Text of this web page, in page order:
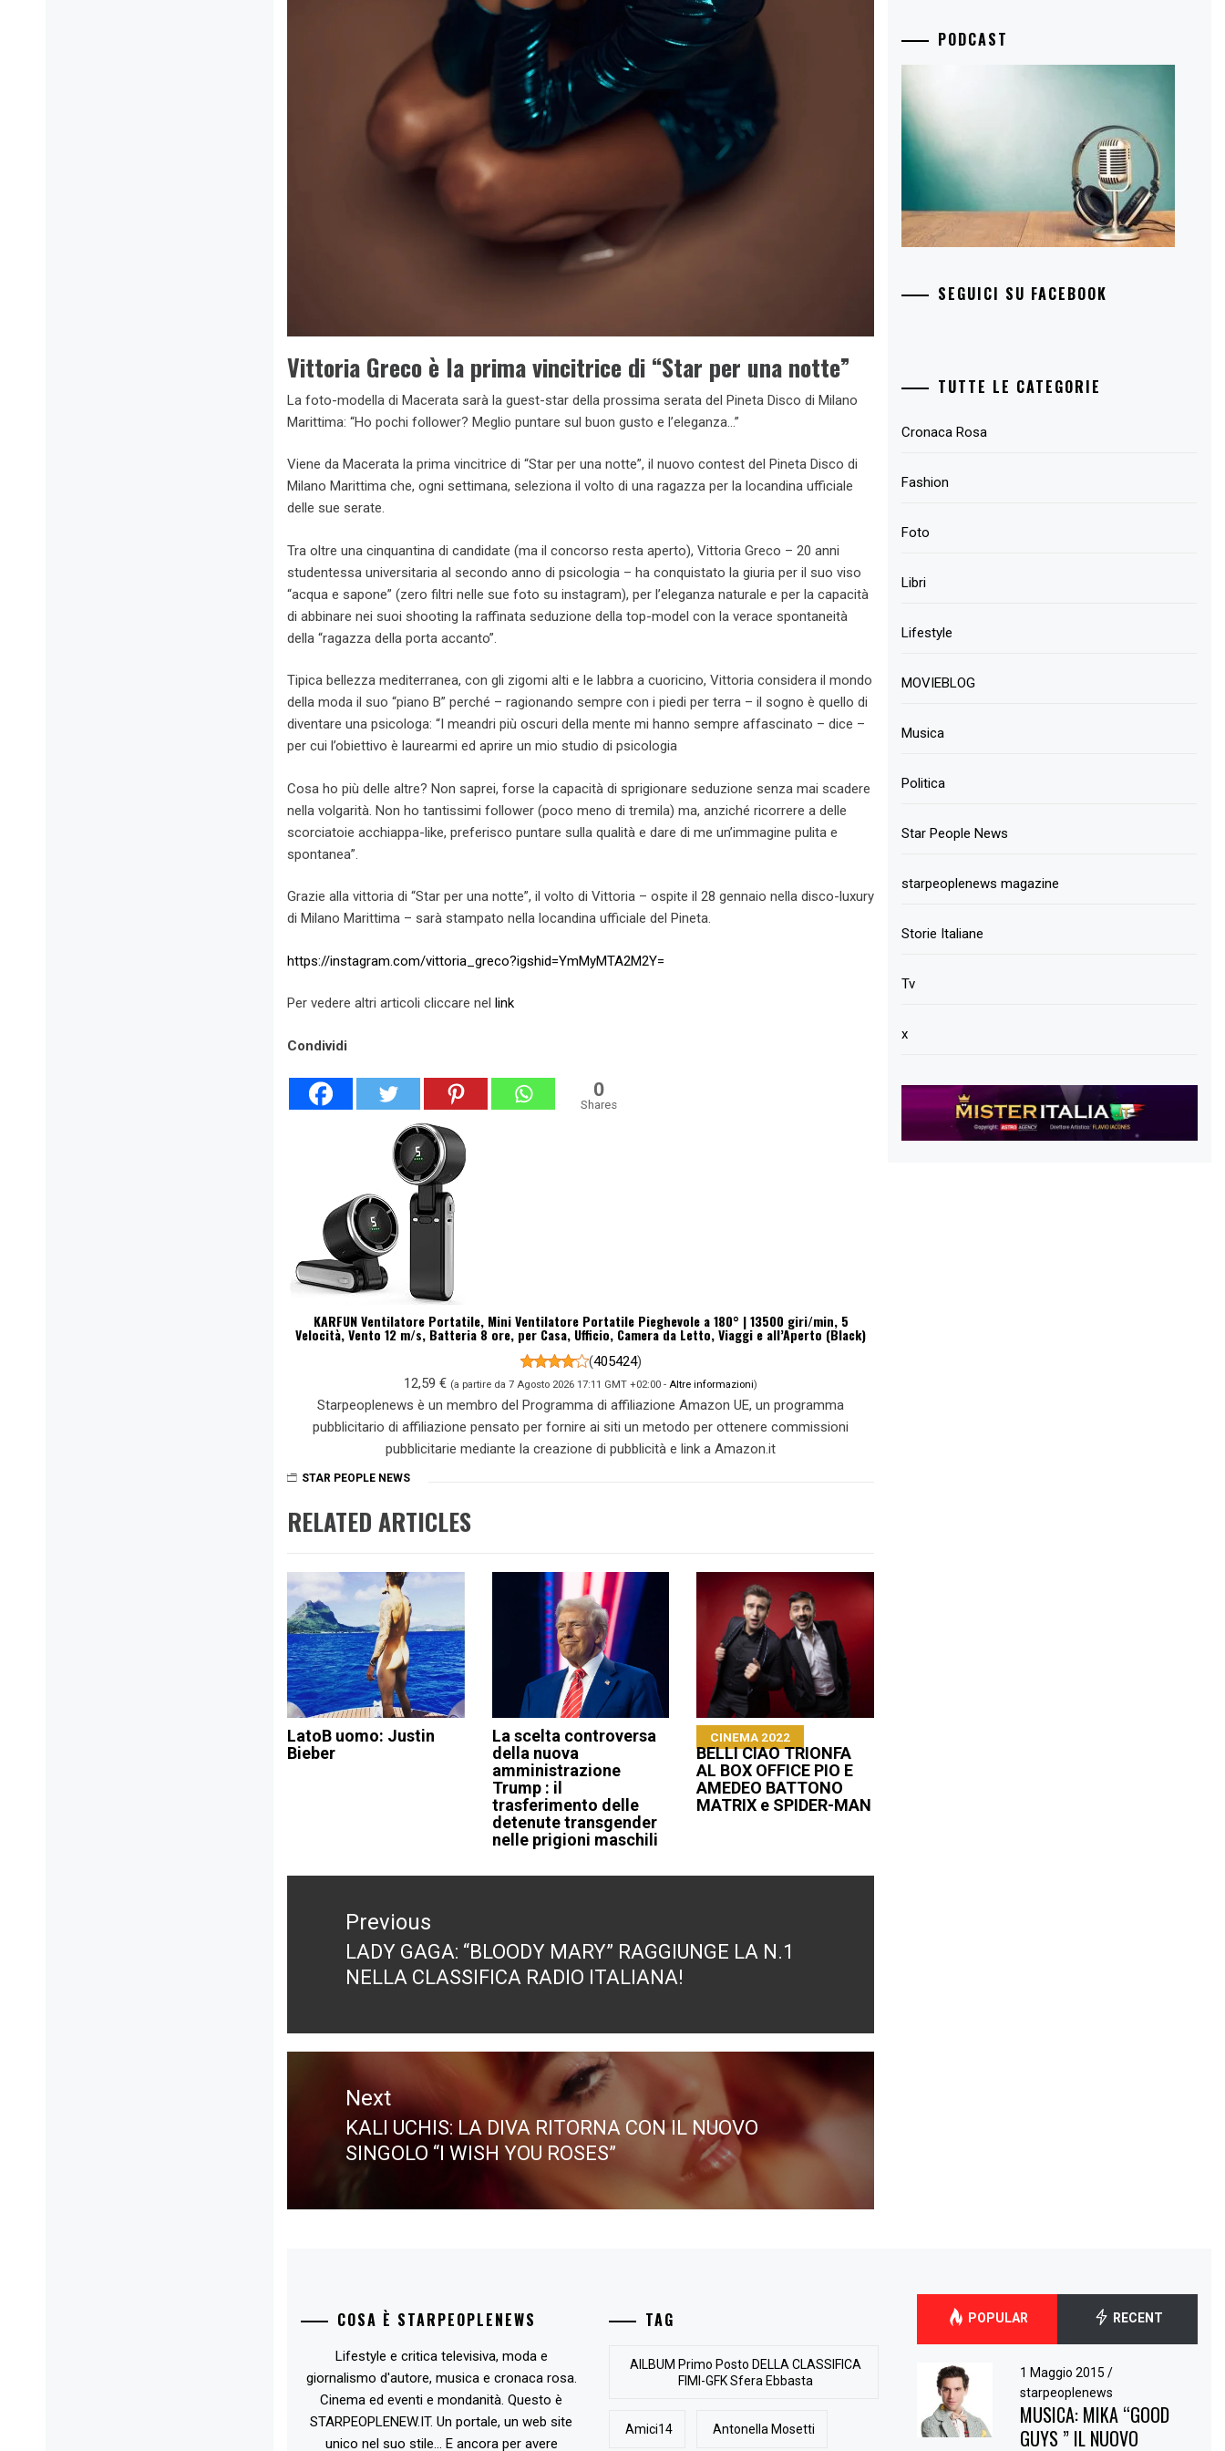
Vittoria Greco è la prima vincitrice di “Star per una notte”
La foto-modella di Macerata sarà la guest-star della prossima serata del Pineta Disco di Milano
Marittima: “Ho pochi follower? Meglio puntare sul buon gusto e l’eleganza…”
Viene da Macerata la prima vincitrice di “Star per una notte”, il nuovo contest del Pineta Disco di
Milano Marittima che, ogni settimana, seleziona il volto di una ragazza per la locandina ufficiale
delle sue serate.
Tra oltre una cinquantina di candidate (ma il concorso resta aperto), Vittoria Greco – 20 anni
studentessa universitaria al secondo anno di psicologia – ha conquistato la giuria per il suo viso
“acqua e sapone” (zero filtri nelle sue foto su instagram), per l’eleganza naturale e per la capacità
di abbinare nei suoi shooting la raffinata seduzione della top-model con la verace spontaneità
della “ragazza della porta accanto”.
Tipica bellezza mediterranea, con gli zigomi alti e le labbra a cuoricino, Vittoria considera il mondo
della moda il suo “piano B” perché – ragionando sempre con i piedi per terra – il sogno è quello di
diventare una psicologa: “I meandri più oscuri della mente mi hanno sempre affascinato – dice –
per cui l’obiettivo è laurearmi ed aprire un mio studio di psicologia
del fashion, che adoro, e mi
diverto a posare per qualche
casa di abbigliamento o di
Cosa ho più delle altre? Non saprei, forse la capacità di sprigionare seduzione senza mai scadere
nella volgarità. Non ho tantissimi follower (poco meno di tremila) ma, anziché ricorrere a delle
scorciatoie acchiappa-like, preferisco puntare sulla qualità e dare di me un’immagine pulita e
spontanea”.
Grazie alla vittoria di “Star per una notte”, il volto di Vittoria – ospite il 28 gennaio nella disco-luxury
di Milano Marittima – sarà stampato nella locandina ufficiale del Pineta.
https://instagram.com/vittoria_greco?igshid=YmMyMTA2M2Y=
Per vedere altri articoli cliccare nel link
Condividi
0
Shares
KARFUN Ventilatore Portatile, Mini Ventilatore Portatile Pieghevole a 180° | 13500 giri/min, 5
Velocità, Vento 12 m/s, Batteria 8 ore, per Casa, Ufficio, Camera da Letto, Viaggi e all’Aperto (Black)
(405424)
12,59 € (a partire da 7 Agosto 2026 17:11 GMT +02:00 - Altre informazioni)
Starpeoplenews è un membro del Programma di affiliazione Amazon UE, un programma
pubblicitario di affiliazione pensato per fornire ai siti un metodo per ottenere commissioni
pubblicitarie mediante la creazione di pubblicità e link a Amazon.it
STAR PEOPLE NEWS
RELATED ARTICLES
LatoB uomo: Justin
Bieber
La scelta controversa
della nuova
amministrazione
Trump : il
trasferimento delle
detenute transgender
nelle prigioni maschili
CINEMA 2022
BELLI CIAO TRIONFA
AL BOX OFFICE PIO E
AMEDEO BATTONO
MATRIX e SPIDER-MAN
Navigazione
articoliPrevious
Previous
post:
LADY GAGA: “BLOODY MARY” RAGGIUNGE LA N.1
NELLA CLASSIFICA RADIO ITALIANA!
Next
Next
post:
KALI UCHIS: LA DIVA RITORNA CON IL NUOVO
SINGOLO “I WISH YOU ROSES”
PODCAST
SEGUICI SU FACEBOOK
TUTTE LE CATEGORIE
Cronaca Rosa
Fashion
Foto
Libri
Lifestyle
MOVIEBLOG
Musica
Politica
Star People News
starpeoplenews magazine
Storie Italiane
Tv
x
COSA È STARPEOPLENEWS
Lifestyle e critica televisiva, moda e
giornalismo d'autore, musica e cronaca rosa.
Cinema ed eventi e mondanità. Questo è
STARPEOPLENEW.IT. Un portale, un web site
unico nel suo stile... E ancora per avere
TAG
AlLBUM Primo Posto DELLA CLASSIFICA
FIMI-GFK Sfera Ebbasta
Amici14 Antonella Mosetti
POPULAR RECENT
1 Maggio 2015 /
starpeoplenews
MUSICA: MIKA “GOOD
GUYS ” IL NUOVO